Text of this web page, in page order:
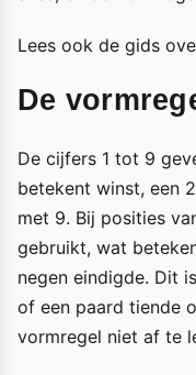
Lees ook de gids
De
De cijfers 1 tot 9
betekent winst, een
met 9. Bij posities
gebruikt, wat
negen eindigde. Dit
of een paard tiende
vormregel niet af te